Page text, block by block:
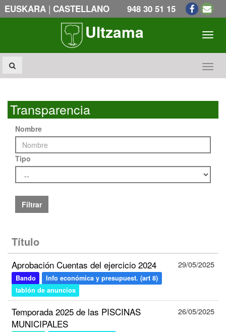
EUSKARA | CASTELLANO 948 30 51 15
Ultzama
Transparencia
Nombre
Tipo
Filtrar
Título
Aprobación Cuentas del ejercicio 2024
Bando
Info económica y presupuest. (art 8)
tablón de anuncios
29/05/2025
Temporada 2025 de las PISCINAS
MUNICIPALES
26/05/2025